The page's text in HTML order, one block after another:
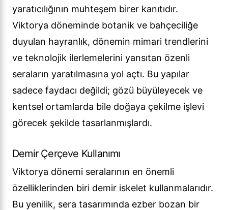
yaratıcılığının muhteşem birer kanıtıdır.
Viktorya döneminde botanik ve bahçeciliğe
duyulan hayranlık, dönemin mimari trendlerini
ve teknolojik ilerlemelerini yansıtan özenli
seraların yaratılmasına yol açtı. Bu yapılar
sadece faydacı değildi; gözü büyüleyecek ve
kentsel ortamlarda bile doğaya çekilme işlevi
görecek şekilde tasarlanmışlardı.
Demir Çerçeve Kullanımı
Viktorya dönemi seralarının en önemli
özelliklerinden biri demir iskelet kullanmalarıdır.
Bu yenilik, sera tasarımında ezber bozan bir